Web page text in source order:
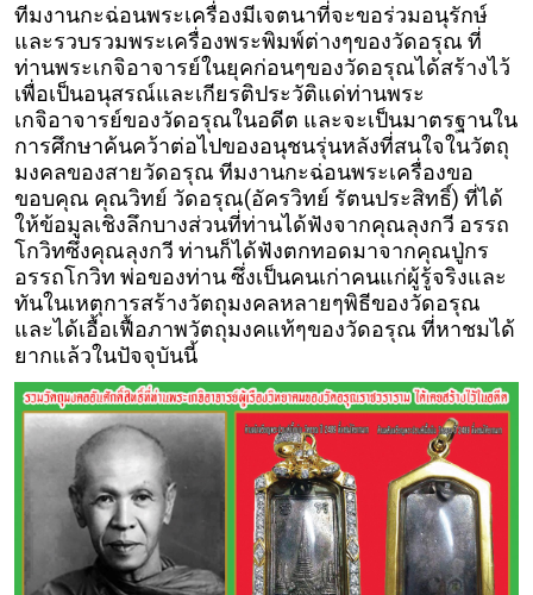
ทีมงานกะฉ่อนพระเครื่องมีเจตนาที่จะขอร่วมอนุรักษ์
และรวบรวมพระเครื่องพระพิมพ์ต่างๆของวัดอรุณ ที่
ท่านพระเกจิอาจารย์ในยุคก่อนๆของวัดอรุณได้สร้างไว้
เพื่อเป็นอนุสรณ์และเกียรติประวัติแด่ท่านพระ
เกจิอาจารย์ของวัดอรุณในอดีต และจะเป็นมาตรฐานใน
การศึกษาค้นคว้าต่อไปของอนุชนรุ่นหลังที่สนใจในวัตถุ
มงคลของสายวัดอรุณ ทีมงานกะฉ่อนพระเครื่องขอ
ขอบคุณ คุณวิทย์ วัดอรุณ(อัครวิทย์ รัตนประสิทธิ์) ที่ได้
ให้ข้อมูลเชิงลึกบางส่วนที่ท่านได้ฟังจากคุณลุงกวี อรรถ
โกวิทซึ่งคุณลุงกวี ท่านก็ได้ฟังตกทอดมาจากคุณปู่กร
อรรถโกวิท พ่อของท่าน ซึ่งเป็นคนเก่าคนแก่ผู้รู้จริงและ
ทันในเหตุการสร้างวัตถุมงคลหลายๆพิธีของวัดอรุณ
และได้เอื้อเฟื้อภาพวัตถุมงคแท้ๆของวัดอรุณ ที่หาชมได้
ยากแล้วในปัจจุบันนี้